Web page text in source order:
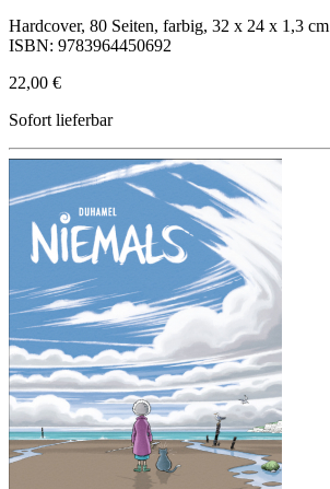
Hardcover, 80 Seiten, farbig, 32 x 24 x 1,3 cm
ISBN: 9783964450692
22,00 €
Sofort lieferbar